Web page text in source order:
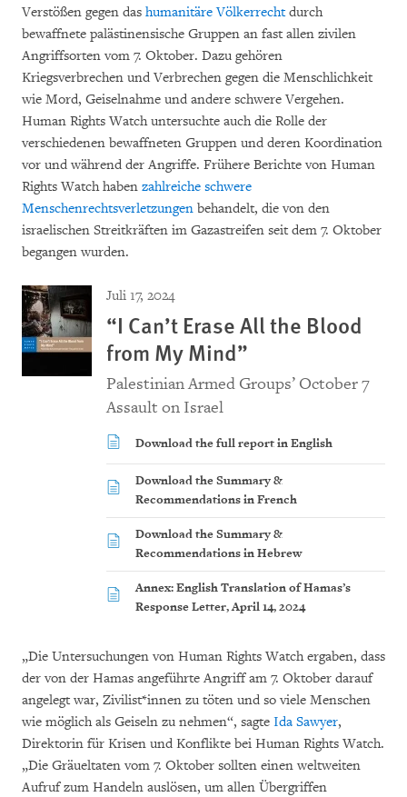
Verstößen gegen das humanitäre Völkerrechtdurch
bewaffnete palästinensische Gruppen an fast allen zivilen
Angriffsorten vom 7. Oktober. Dazu gehören
Kriegsverbrechen und Verbrechen gegen die Menschlichkeit
wie Mord, Geiselnahme und andere schwere Vergehen.
Human Rights Watch untersuchte auch die Rolle der
verschiedenen bewaffneten Gruppen und deren Koordination
vor und während der Angriffe. Frühere Berichte von Human
Rights Watch haben zahlreiche schwere
Menschenrechtsverletzungen behandelt, die von den
israelischen Streitkräften im Gazastreifen seit dem 7. Oktober
begangen wurden.
Juli 17, 2024
“I Can’t Erase All the Blood
from My Mind”
Palestinian Armed Groups’ October 7
Assault on Israel
Download the full report in English
Download the Summary &
Recommendations in French
Download the Summary &
Recommendations in Hebrew
Annex: English Translation of Hamas’s
Response Letter, April 14, 2024
„Die Untersuchungen von Human Rights Watch ergaben, dass
der von der Hamas angeführte Angriff am 7. Oktober darauf
angelegt war, Zivilist*innen zu töten und so viele Menschen
wie möglich als Geiseln zu nehmen“, sagte Ida Sawyer,
Direktorin für Krisen und Konflikte bei Human Rights Watch.
„Die Gräueltaten vom 7. Oktober sollten einen weltweiten
Aufruf zum Handeln auslösen, um allen Übergriffen